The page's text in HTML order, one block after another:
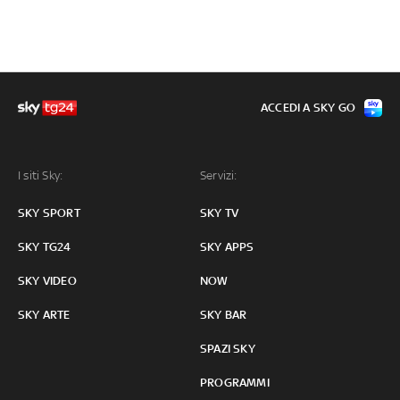
I siti Sky:
SKY SPORT
SKY TG24
SKY VIDEO
SKY ARTE
Servizi:
SKY TV
SKY APPS
NOW
SKY BAR
SPAZI SKY
PROGRAMMI
ACCEDI A SKY GO